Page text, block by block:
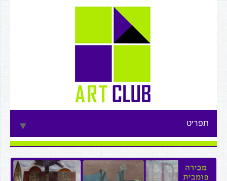
תפריט ▼
▼
▼